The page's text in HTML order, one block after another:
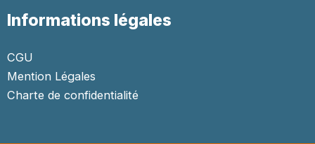
Informations légales
CGU
Mention Légales
Charte de confidentialité